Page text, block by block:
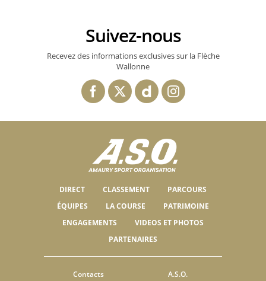
Suivez-nous
Recevez des informations exclusives sur la Flèche
Wallonne
DIRECT CLASSEMENT
PARCOURS
ÉQUIPES
LA COURSE
PATRIMOINE
ENGAGEMENTS
VIDEOS ET PHOTOS
PARTENAIRES
Contacts A.S.O.